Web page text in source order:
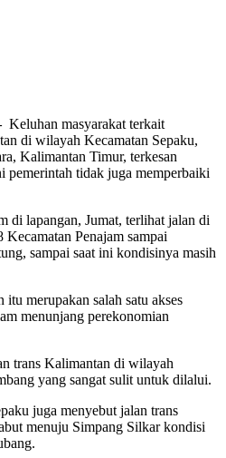
Keluhan masyarakat terkait
di wilayah Kecamatan Sepaku,
Kalimantan Timur, terkesan
pemerintah tidak juga memperbaiki
di lapangan, Jumat, terlihat jalan di
Penajam sampai
sampai saat ini kondisinya masih
merupakan salah satu akses
menunjang perekonomian
trans Kalimantan di wilayah
yang sangat sulit untuk dilalui.
juga menyebut jalan trans
menuju Simpang Silkar kondisi